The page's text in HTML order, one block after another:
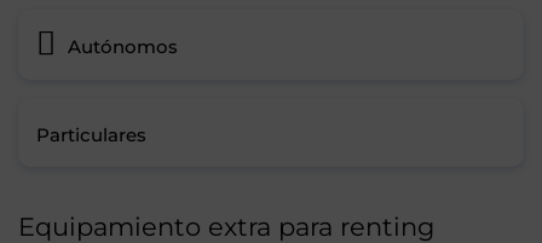
Autónomos
Particulares
Equipamiento extra para renting